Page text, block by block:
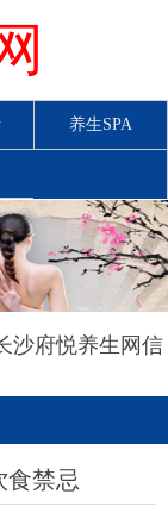
养生SPA
沙府悦养生网信
食禁忌